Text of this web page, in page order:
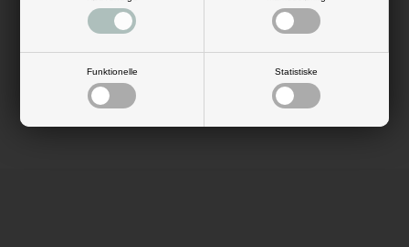
Funktionelle Statistiske
Køb 100 mørkerøde rosenblade, og skru op for romantikken og de søde
hentydninger og drillerier.
Antal: ca. 100 stk.
Materiale: polyester
Farve: mørk rød